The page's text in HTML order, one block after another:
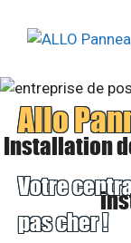
Allo
Votre
pas cher !
Installation